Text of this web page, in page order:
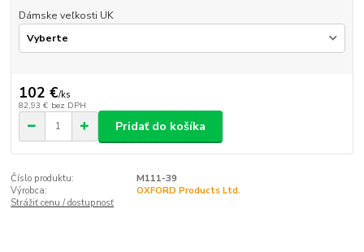
Dámske veľkosti UK
102 €/ks
82,93 € bez DPH
Pridať do košíka
Číslo produktu:
M111-39
Výrobca:
OXFORD Products Ltd.
Strážiť cenu / dostupnosť